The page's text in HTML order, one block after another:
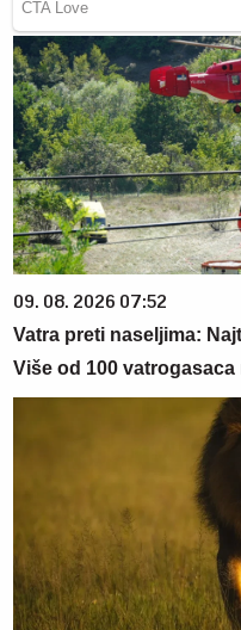
09. 08. 2026 07:52
Vatra preti naseljima:
Više od 100 vatrogasaca